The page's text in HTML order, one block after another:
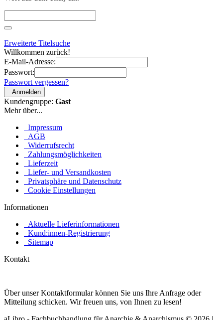
Erweiterte Titelsuche
Willkommen zurück!
E-Mail-Adresse:
Passwort:
Passwort vergessen?
Anmelden
Kundengruppe: Gast
Mehr über...
Impressum
AGB
Widerrufsrecht
Zahlungsmöglichkeiten
Lieferzeit
Liefer- und Versandkosten
Privatsphäre und Datenschutz
Cookie Einstellungen
Informationen
Aktuelle Lieferinformationen
Kund:innen-Registrierung
Sitemap
Kontakt
Über unser Kontaktformular können Sie uns Ihre Anfrage oder
Mitteilung schicken. Wir freuen uns, von Ihnen zu lesen!